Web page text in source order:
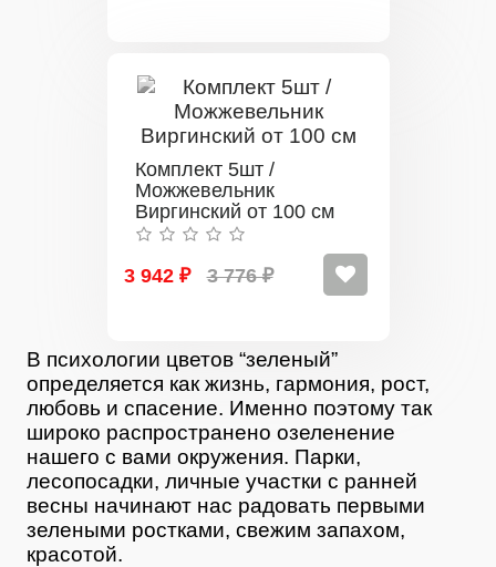
Комплект 5шт /
Можжевельник
Виргинский от 100 см
3 942 ₽ 3 776 ₽
В психологии цветов “зеленый”
определяется как жизнь, гармония, рост,
любовь и спасение. Именно поэтому так
широко распространено озеленение
нашего с вами окружения. Парки,
лесопосадки, личные участки с ранней
весны начинают нас радовать первыми
зелеными ростками, свежим запахом,
красотой.